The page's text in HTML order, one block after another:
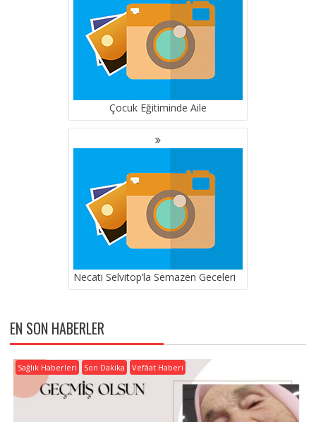
Çocuk Eğitiminde Aile
Necati Selvitop’la Semazen Geceleri
EN SON HABERLER
Sağlık Haberleri Son Dakika Vefâat Haberi